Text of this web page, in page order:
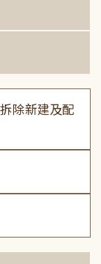
除新建及配